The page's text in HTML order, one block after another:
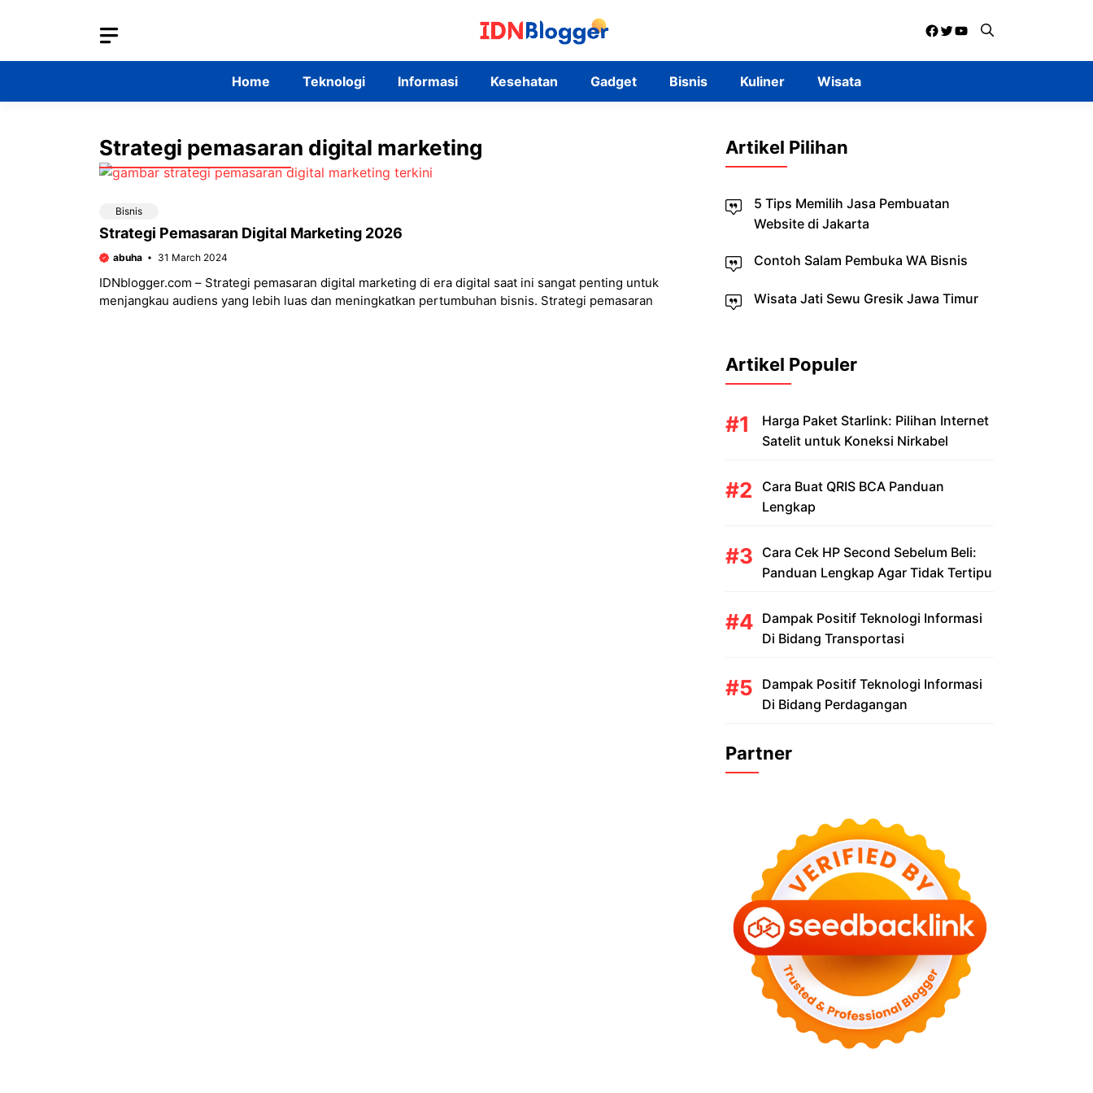
Facebook
Twitter
YouTube
Home Teknologi Informasi Kesehatan Gadget Bisnis Kuliner Wisata
Strategi pemasaran digital marketing
Bisnis
Strategi Pemasaran Digital Marketing 2026
abuha 31 March 2024
IDNblogger.com – Strategi pemasaran digital marketing di era digital saat ini sangat penting untuk
menjangkau audiens yang lebih luas dan meningkatkan pertumbuhan bisnis. Strategi pemasaran
Artikel Pilihan
5 Tips Memilih Jasa Pembuatan
Website di Jakarta
Contoh Salam Pembuka WA Bisnis
Wisata Jati Sewu Gresik Jawa Timur
Artikel Populer
Harga Paket Starlink: Pilihan Internet
Satelit untuk Koneksi Nirkabel
Cara Buat QRIS BCA Panduan
Lengkap
Cara Cek HP Second Sebelum Beli:
Panduan Lengkap Agar Tidak Tertipu
Dampak Positif Teknologi Informasi
Di Bidang Transportasi
Dampak Positif Teknologi Informasi
Di Bidang Perdagangan
Partner